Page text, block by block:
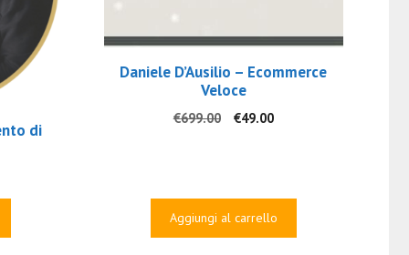
di
Daniele D’Ausilio – Ecommerce
Veloce
€699.00
Il
€49.00Il
Aggiungi al carrello